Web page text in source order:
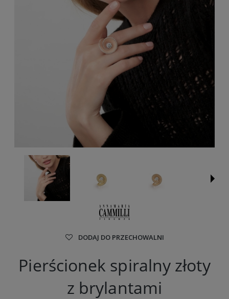
DODAJ DO PRZECHOWALNI
Pierścionek spiralny złoty
z brylantami